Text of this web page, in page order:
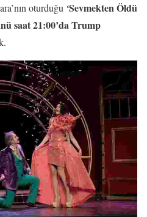
oturduğu ‘Sevmekten Öldü
saat 21:00’da Trump